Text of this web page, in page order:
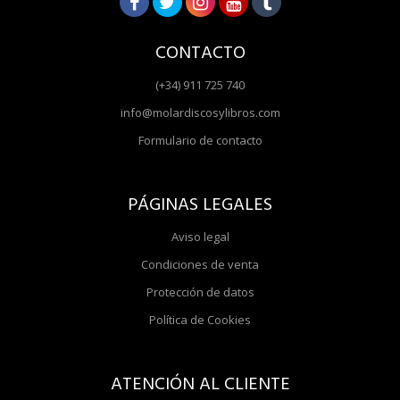
CONTACTO
(+34) 911 725 740
info@molardiscosylibros.com
Formulario de contacto
PÁGINAS LEGALES
Aviso legal
Condiciones de venta
Protección de datos
Política de Cookies
ATENCIÓN AL CLIENTE